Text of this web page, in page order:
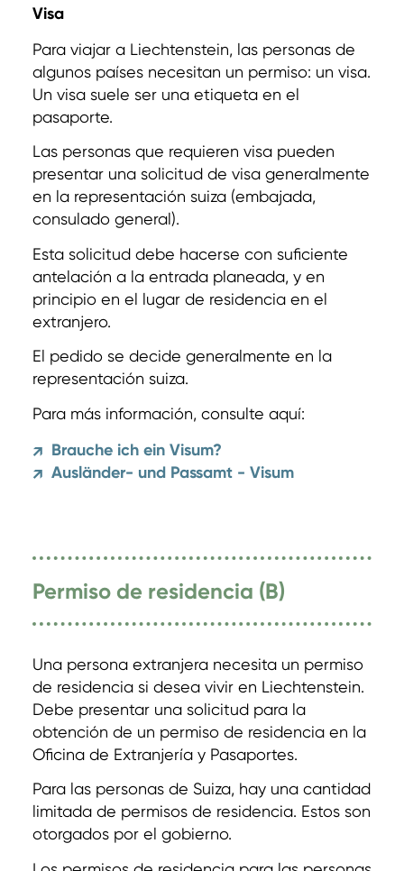
Visa
Para viajar a Liechtenstein, las personas de
algunos países necesitan un permiso: un visa.
Un visa suele ser una etiqueta en el
pasaporte.
Las personas que requieren visa pueden
presentar una solicitud de visa generalmente
en la representación suiza (embajada,
consulado general).
Esta solicitud debe hacerse con suficiente
antelación a la entrada planeada, y en
principio en el lugar de residencia en el
extranjero.
El pedido se decide generalmente en la
representación suiza.
Para más información, consulte aquí:
↗ Brauche ich ein Visum?
↗ Ausländer- und Passamt - Visum
Permiso de residencia (B)
Una persona extranjera necesita un permiso
de residencia si desea vivir en Liechtenstein.
Debe presentar una solicitud para la
obtención de un permiso de residencia en la
Oficina de Extranjería y Pasaportes.
Para las personas de Suiza, hay una cantidad
limitada de permisos de residencia. Estos son
otorgados por el gobierno.